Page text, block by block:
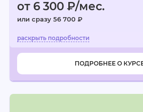
от 6 300 ₽/мес.
или сразу 56 700 ₽
ПОДРОБНЕЕ О